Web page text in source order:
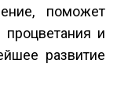
поможет
и
развитие